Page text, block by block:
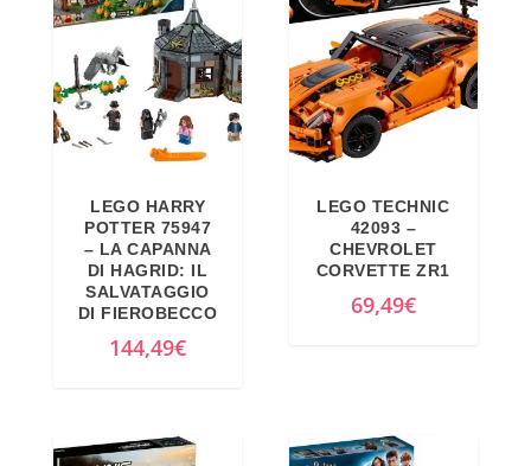
LEGO HARRY
POTTER 75947
– LA CAPANNA
DI HAGRID: IL
SALVATAGGIO
DI FIEROBECCO
144,49€
LEGO TECHNIC
42093 –
CHEVROLET
CORVETTE ZR1
69,49€